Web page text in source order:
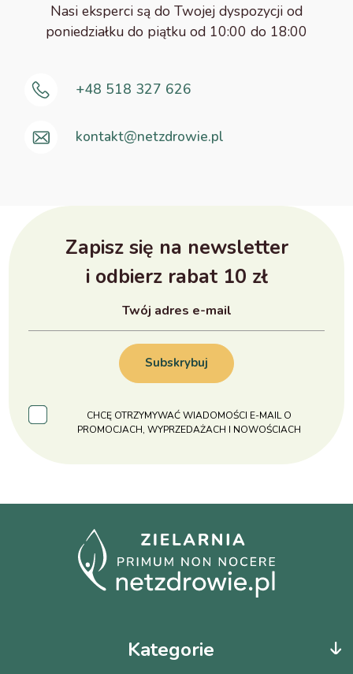
Nasi eksperci są do Twojej dyspozycji od
poniedziałku do piątku od 10:00 do 18:00
+48 518 327 626
kontakt@netzdrowie.pl
Zapisz się na newsletter
i odbierz rabat 10 zł
Subskrybuj
CHCĘ OTRZYMYWAĆ WIADOMOŚCI E-MAIL O
PROMOCJACH, WYPRZEDAŻACH I NOWOŚCIACH
Kategorie